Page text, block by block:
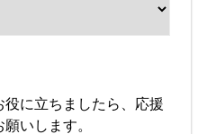
に立ちましたら、応援
いします。